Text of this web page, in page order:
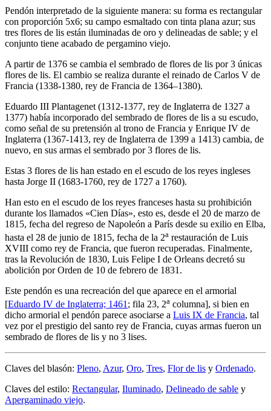
Pendón interpretado de la siguiente manera: su forma es rectangular
con proporción 5x6; su campo esmaltado con tinta plana azur; sus
tres flores de lis están iluminadas de oro y delineadas de sable; y el
conjunto tiene acabado de pergamino viejo.
A partir de 1376 se cambia el sembrado de flores de lis por 3 únicas
flores de lis. El cambio se realiza durante el reinado de Carlos V de
Francia (1338-1380, rey de Francia de 1364–1380).
Eduardo III Plantagenet (1312-1377, rey de Inglaterra de 1327 a
1377) había incorporado del sembrado de flores de lis a su escudo,
como señal de su pretensión al trono de Francia y Enrique IV de
Inglaterra (1367-1413, rey de Inglaterra de 1399 a 1413) cambia, de
nuevo, en sus armas el sembrado por 3 flores de lis.
Estas 3 flores de lis han estado en el escudo de los reyes ingleses
hasta Jorge II (1683-1760, rey de 1727 a 1760).
Han esto en el escudo de los reyes franceses hasta su prohibición
durante los llamados «Cien Días», esto es, desde el 20 de marzo de
1815, fecha del regreso de Napoleón a París desde su exilio en Elba,
hasta el 28 de junio de 1815, fecha de la 2a restauración de Luis
XVIII como rey de Francia, que fueron recuperadas. Finalmente,
tras la Revolución de 1830, Luis Felipe I de Orleans decretó su
abolición por Orden de 10 de febrero de 1831.
Este pendón es una recreación del que aparece en el armorial
[Eduardo IV de Inglaterra; 1461 ; fila 23, 2a columna], si bien en
dicho armorial el pendón parece asociarse a Luis IX de Francia, tal
vez por el prestigio del santo rey de Francia, cuyas armas fueron un
sembrado de flores de lis y no 3 lises.
Claves del blasón: Pleno, Azur, Oro, Tres, Flor de lis y Ordenado.
Claves del estilo: Rectangular, Iluminado, Delineado de sable y
Apergaminado viejo.